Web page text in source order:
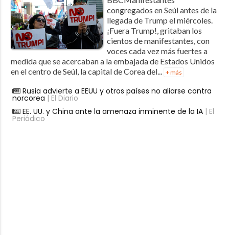
congregados en Seúl antes de la
llegada de Trump el miércoles.
¡Fuera Trump!, gritaban los
cientos de manifestantes, con
voces cada vez más fuertes a
medida que se acercaban a la embajada de Estados Unidos
en el centro de Seúl, la capital de Corea del... + más
Rusia advierte a EEUU y otros países no aliarse contra
norcorea | El Diario
EE. UU. y China ante la amenaza inminente de la IA| El
Periódico